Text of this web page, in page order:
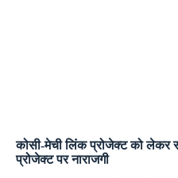
कोसी-मेची लिंक प्रोजेक्ट को लेकर
प्रोजेक्ट पर नाराजगी